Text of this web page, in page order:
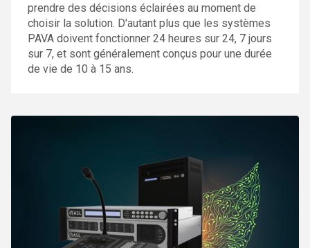
prendre des décisions éclairées au moment de
choisir la solution. D'autant plus que les systèmes
PAVA doivent fonctionner 24 heures sur 24, 7 jours
sur 7, et sont généralement conçus pour une durée
de vie de 10 à 15 ans.